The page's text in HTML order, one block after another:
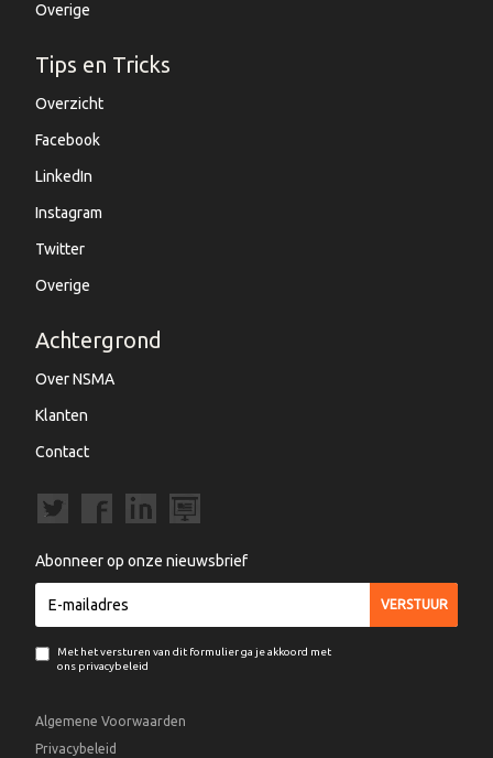
Overige
Tips en Tricks
Overzicht
Facebook
LinkedIn
Instagram
Twitter
Overige
Achtergrond
Over NSMA
Klanten
Contact
Abonneer op onze nieuwsbrief
Met het versturen van dit formulier ga je akkoord met
ons privacybeleid
Algemene Voorwaarden
Privacybeleid